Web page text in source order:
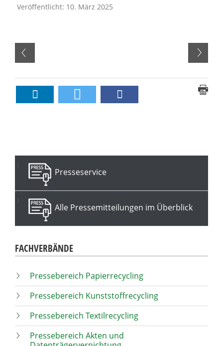
Veröffentlicht: 10. März 2025
Presseservice
Alle Pressemitteilungen im Überblick
FACHVERBÄNDE
Pressebereich Papierrecycling
Pressebereich Kunststoffrecycling
Pressebereich Textilrecycling
Pressebereich Akten und